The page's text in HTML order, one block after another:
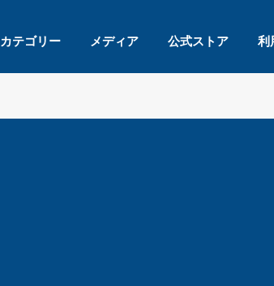
カテゴリー メディア 公式ストア 利